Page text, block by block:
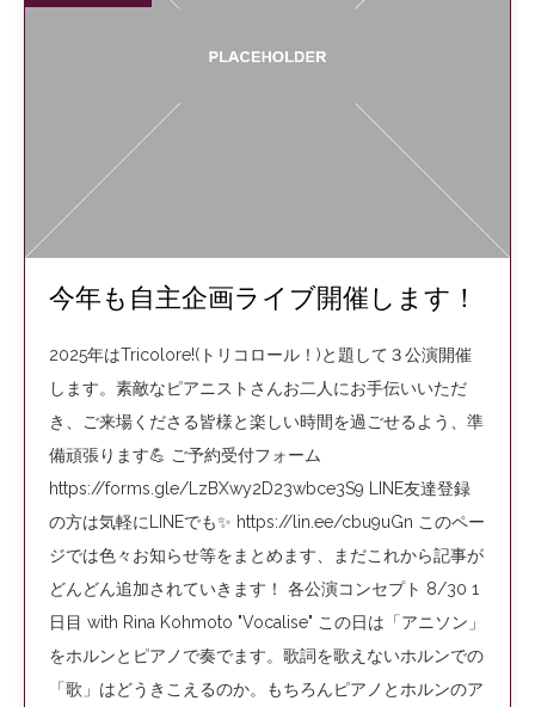
今年も自主企画ライブ開催します！
2025年はTricolore!(トリコロール！)と題して３公演開催
します。素敵なピアニストさんお二人にお手伝いいただ
き、ご来場くださる皆様と楽しい時間を過ごせるよう、準
備頑張ります💪 ご予約受付フォーム
https://forms.gle/LzBXwy2D23wbce3S9 LINE友達登録
の方は気軽にLINEでも✨ https://lin.ee/cbu9uGn このペー
ジでは色々お知らせ等をまとめます、まだこれから記事が
どんどん追加されていきます！ 各公演コンセプト 8/30 1
日目 with Rina Kohmoto "Vocalise" この日は「アニソン」
をホルンとピアノで奏でます。歌詞を歌えないホルンでの
「歌」はどうきこえるのか。もちろんピアノとホルンのア